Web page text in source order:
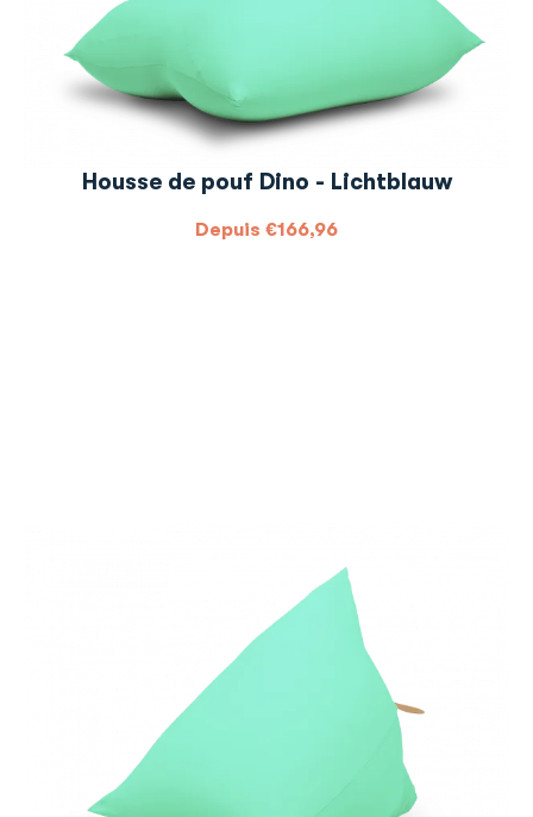
Housse de pouf Dino - Lichtblauw
Depuis €166,96